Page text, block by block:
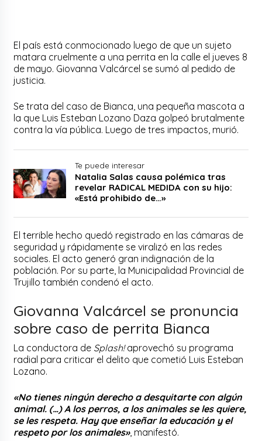
El país está conmocionado luego de que un sujeto
matara cruelmente a una perrita en la calle el jueves 8
de mayo. Giovanna Valcárcel se sumó al pedido de
justicia.
Se trata del caso de Bianca, una pequeña mascota a
la que Luis Esteban Lozano Daza golpeó brutalmente
contra la vía pública. Luego de tres impactos, murió.
Te puede interesar
Natalia Salas causa polémica tras
revelar RADICAL MEDIDA con su hijo:
«Está prohibido de…»
El terrible hecho quedó registrado en las cámaras de
seguridad y rápidamente se viralizó en las redes
sociales. El acto generó gran indignación de la
población. Por su parte, la Municipalidad Provincial de
Trujillo también condenó el acto.
Giovanna Valcárcel se pronuncia
sobre caso de perrita Bianca
La conductora de Splash!aprovechó su programa
radial para criticar el delito que cometió Luis Esteban
Lozano.
«No tienes ningún derecho a desquitarte con algún
animal. (…) A los perros, a los animales se les quiere,
se les respeta. Hay que enseñar la educación y el
respeto por los animales», manifestó.